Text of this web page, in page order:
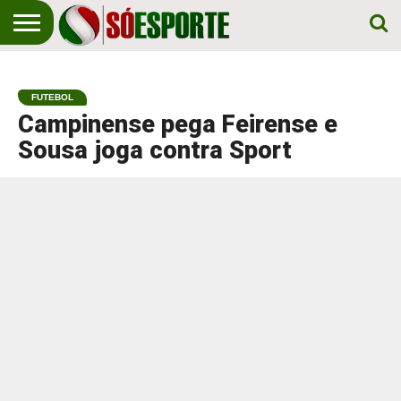
EM
PRIMEIRO
ESPORTE
FUTEBOL
Campinense pega Feirense e
Sousa joga contra Sport